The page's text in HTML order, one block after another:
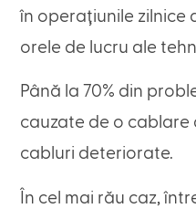
în operațiunile zilnice
orele de lucru ale
Până la 70% din
cauzate de o
cabluri deteriorate.
În cel mai rău caz,